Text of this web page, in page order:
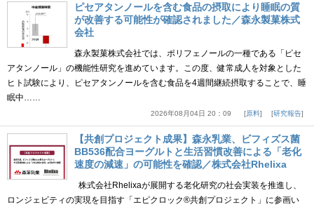
ピセアタンノールを含む食品の摂取により睡眠の質
が改善する可能性が確認されました／森永製菓株式
会社
森永製菓株式会社では、ポリフェノールの一種である「ピセ
アタンノール」の機能性研究を進めています。この度、健常成人を対象とした
ヒト試験により、ピセアタンノールを含む食品を4週間継続摂取することで、睡
眠中……
2026年08月04日 20：09 原料 研究報告
【共創プロジェクト成果】森永乳業、ビフィズス菌
BB536配合ヨーグルトと生活習慣改善による「老化
速度の減速」の可能性を確認／株式会社Rhelixa
株式会社Rhelixaが展開する老化研究の社会実装を推進し、
ロンジェビティの実現を目指す「エピクロック®共創プロジェクト」に参画い